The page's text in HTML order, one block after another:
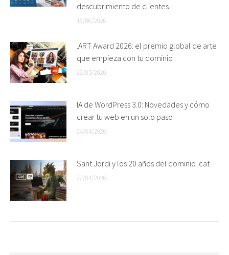
descubrimiento de clientes
16/06/2026
.ART Award 2026: el premio global de arte
que empieza con tu dominio
22/05/2026
IA de WordPress 3.0: Novedades y cómo
crear tu web en un solo paso
24/04/2026
Sant Jordi y los 20 años del dominio .cat
22/04/2026